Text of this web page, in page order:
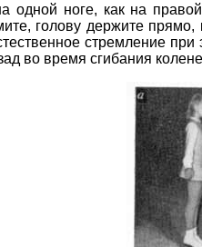
одной ноге, как на
голову держите прямо,
стремление
во время сгибания